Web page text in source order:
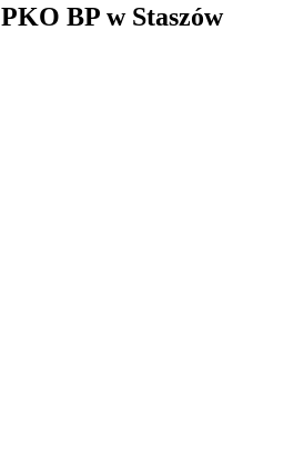
BP w Staszów